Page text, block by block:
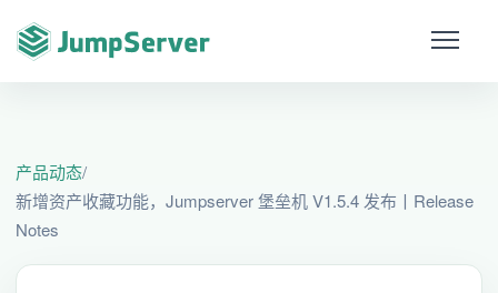
产品动态/
新增资产收藏功能，Jumpserver 堡垒机 V1.5.4 发布丨Release
Notes